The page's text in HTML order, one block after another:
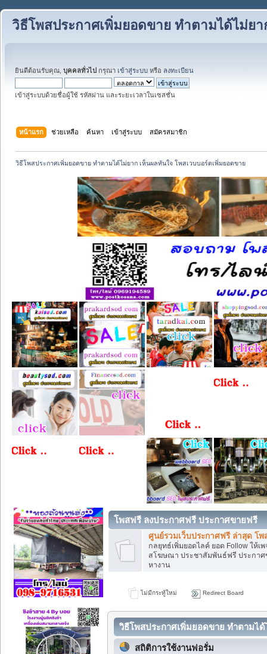
วิธีโพสประกาศเพิ่มยอดขาย ทำตามได้ไม่ย
ยินดีต้อนรับคุณ, บุคคลทั่วไป กรุณา เข้าสู่ระบบ หรือ ลงทะเบียน
เข้าสู่ระบบด้วยชื่อผู้ใช้ รหัสผ่าน และระยะเวลาในเซสชั่น
หน้าแรก ช่วยเหลือ ค้นหา เข้าสู่ระบบ สมัครสมาชิก
วิธีโพสประกาศเพิ่มยอดขาย ทำตามได้ไม่ยาก เห็นผลทันใจ โพสเวบบอร์ดเพิ่มยอดขาย
โพสฟรี ลงประกาศฟรี ประกาศขายฟรี
ศูนย์รวมเว็บประกาศฟรี ล่าสุด โพ
กลยุทธ์เพิ่มยอดไลค์ ยอด Follow ให้เ
สโฆษณา ประชาสัมพันธ์ฟรี ประกาศ
หางาน
ไม่มีกระทู้ใหม่ Redirect Board
วิธีโพสประกาศเพิ่มยอดขาย ทำตามไ
Info Center
สถิติการใช้งานฟอรั่ม